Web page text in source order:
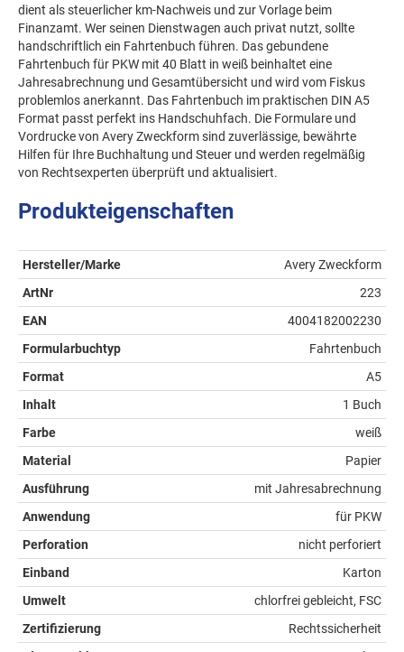
dient als steuerlicher km-Nachweis und zur Vorlage beim
Finanzamt. Wer seinen Dienstwagen auch privat nutzt, sollte
handschriftlich ein Fahrtenbuch führen. Das gebundene
Fahrtenbuch für PKW mit 40 Blatt in weiß beinhaltet eine
Jahresabrechnung und Gesamtübersicht und wird vom Fiskus
problemlos anerkannt. Das Fahrtenbuch im praktischen DIN A5
Format passt perfekt ins Handschuhfach. Die Formulare und
Vordrucke von Avery Zweckform sind zuverlässige, bewährte
Hilfen für Ihre Buchhaltung und Steuer und werden regelmäßig
von Rechtsexperten überprüft und aktualisiert.
Produkteigenschaften
Hersteller/Marke
Avery Zweckform
ArtNr
223
EAN
4004182002230
Formularbuchtyp
Fahrtenbuch
Format
A5
Inhalt
1 Buch
Farbe
weiß
Material
Papier
Ausführung
mit Jahresabrechnung
Anwendung
für PKW
Perforation
nicht perforiert
Einband
Karton
Umwelt
chlorfrei gebleicht, FSC
Zertifizierung
Rechtssicherheit